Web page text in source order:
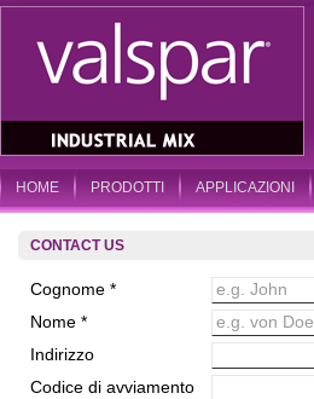
HOME PRODOTTI APPLICAZIONI
CONTACT US
Cognome *
e.g. John
Nome *
e.g. von Doe
Indirizzo
Codice di avviamento